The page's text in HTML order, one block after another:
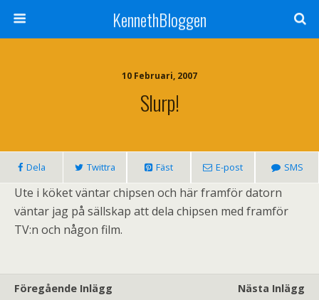
KennethBloggen
10 Februari, 2007
Slurp!
Dela Twittra Fäst E-post SMS
Ute i köket väntar chipsen och här framför datorn
väntar jag på sällskap att dela chipsen med framför
TV:n och någon film.
Föregående Inlägg
Nästa Inlägg